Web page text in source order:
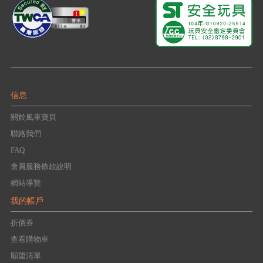
信息
關於風車寶貝
聯絡我們
FAQ
會員服務條款說明
網站導覽
我的帳戶
折價券
查看購物車
願望清單